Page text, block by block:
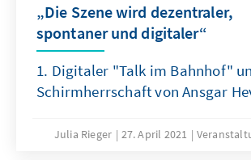
„Die Szene wird dezentraler,
spontaner und digitaler“
1. Digitaler "Talk im Bahnhof"
Schirmherrschaft von Ansgar
Julia Rieger 27. April 2021